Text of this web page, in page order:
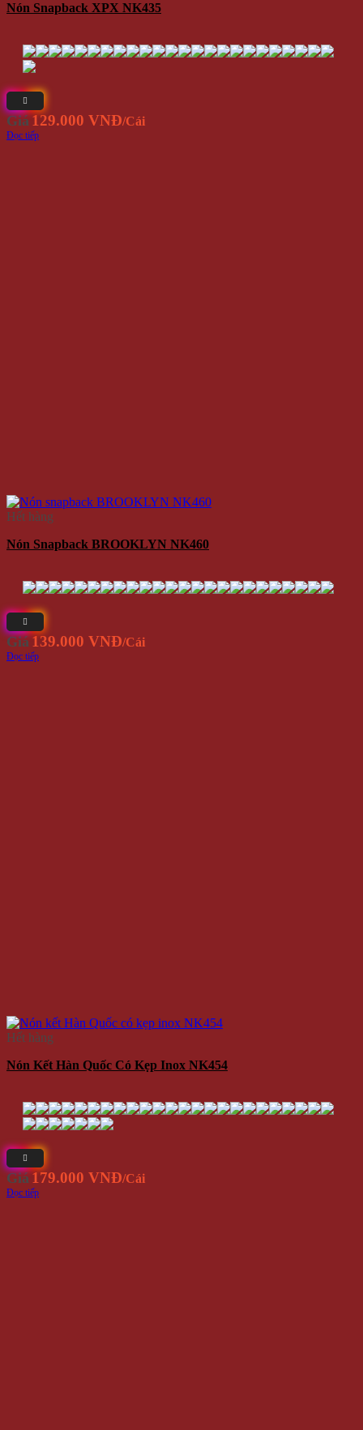
Nón Snapback XPX NK435
Giá129.000 VNĐ/Cái
Đọc tiếp
Hết hàng
Nón Snapback BROOKLYN NK460
Giá139.000 VNĐ/Cái
Đọc tiếp
Hết hàng
Nón Kết Hàn Quốc Có Kẹp Inox NK454
Giá179.000 VNĐ/Cái
Đọc tiếp